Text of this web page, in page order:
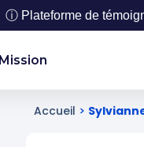
ⓘ Plateforme de
Mission
Accueil >